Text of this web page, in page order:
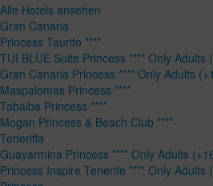
Alle Hotels ansehen
Gran Canaria
Princess Taurito ****
TUI BLUE Suite Princess **** Only Adults
Gran Canaria Princess **** Only Adults
Maspalomas Princess ****
Tabaiba Princess ****
Mogan Princess & Beach Club ****
Teneriffa
Guayarmina Princess **** Only Adults
Princess Inspire Tenerife **** Only Adults